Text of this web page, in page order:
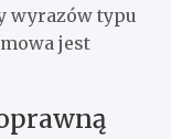
wyrazów typu
jest